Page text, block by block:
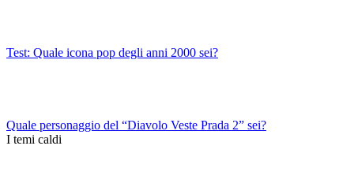
Test: Quale icona pop degli anni 2000 sei?
Quale personaggio del “Diavolo Veste Prada 2” sei?
I temi caldi